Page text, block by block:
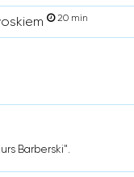
20 min
Barberski".